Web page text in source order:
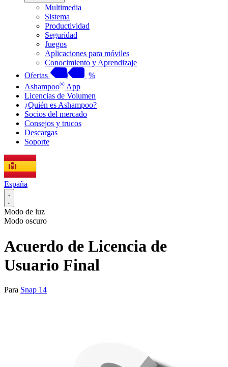
Multimedia
Sistema
Productividad
Seguridad
Juegos
Aplicaciones para móviles
Conocimiento y Aprendizaje
Ofertas
%
Ashampoo® App
Licencias de Volumen
¿Quién es Ashampoo?
Socios del mercado
Consejos y trucos
Descargas
Soporte
España
Modo de luz
Modo oscuro
Acuerdo de Licencia de
Usuario Final
Para Snap 14